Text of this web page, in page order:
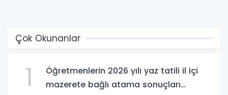
Çok Okunanlar
1
Öğretmenlerin 2026 yılı yaz tatili il içi
mazerete bağlı atama sonuçları